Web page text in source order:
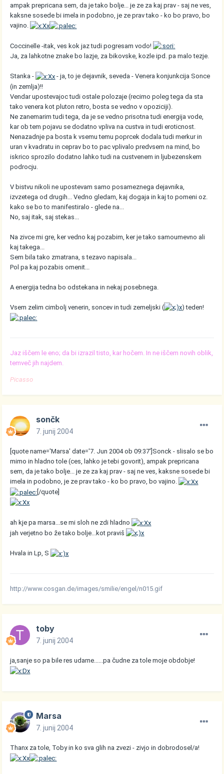
ampak prepricana sem, da je tako bolje... je ze za kaj prav - saj ne ves,
kaksne sosede bi imela in podobno, je ze prav tako - ko bo pravo, bo
vajino.
Coccinelle -itak, ves kok jaz tudi pogresam vodo!
Ja, za lahkotne znake bo lazje, za bikovske, kozle ipd. pa malo tezje.
Stanka -
- ja, to je dejavnik, seveda - Venera konjunkcija Sonce
(in zemlja)!!
Vendar upostevajoc tudi ostale polozaje (recimo poleg tega da sta
tako venera kot pluton retro, bosta se vedno v opoziciji).
Ne zanemarim tudi tega, da je se vedno prisotna tudi energija vode,
kar ob tem pojavu se dodatno vpliva na custva in tudi eroticnost.
Nenazadnje pa bosta k vsemu temu poprcek dodala tudi merkur in
uran v kvadratu in ceprav bo to pac vplivalo predvsem na mind, bo
iskrico sprozilo dodatno lahko tudi na custvenem in ljubezenskem
podrocju.
V bistvu nikoli ne upostevam samo posameznega dejavnika,
izvzetega od drugih... Vedno gledam, kaj dogaja in kaj to pomeni oz.
kako se bo to manifestiralo - glede na...
No, saj itak, saj stekas...
Na zivce mi gre, ker vedno kaj pozabim, ker je tako samoumevno ali
kaj takega...
Sem bila tako zmatrana, s tezavo napisala...
Pol pa kaj pozabis omenit...
A energija tedna bo odstekana in nekaj posebnega.
Vsem zelim cimbolj venerin, soncev in tudi zemeljski ( ) teden!
Jaz iščem le eno; da bi izrazil tisto, kar hočem. In ne iščem novih oblik,
temveč jih najdem.
Picasso
sončk
7. junij 2004
[quote name='Marsa' date='7. Jun 2004 ob 09:37']Sonck - slisalo se bo
mimo in hladno tole (ces, lahko je tebi govorit), ampak prepricana
sem, da je tako bolje... je ze za kaj prav - saj ne ves, kaksne sosede bi
imela in podobno, je ze prav tako - ko bo pravo, bo vajino.
[/quote]
ah kje pa marsa...se mi sloh ne zdi hladno
jah verjetno bo že tako bolje...kot praviš
Hvala in Lp, S
http://www.cosgan.de/images/smilie/engel/n015.gif
toby
7. junij 2004
ja,sanje so pa bile res udarne......pa čudne za tole moje obdobje!
Marsa
7. junij 2004
Thanx za tole, Toby in ko sva glih na zvezi - zivjo in dobrodosel/a!